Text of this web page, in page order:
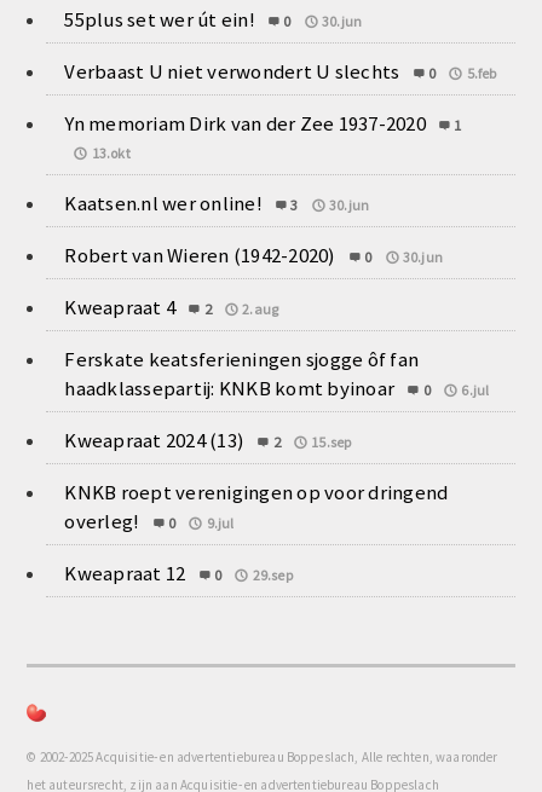
55plus set wer út ein! 0 30.jun
Verbaast U niet verwondert U slechts 0 5.feb
Yn memoriam Dirk van der Zee 1937-2020
1
13.okt
Kaatsen.nl wer online! 3 30.jun
Robert van Wieren (1942-2020) 0 30.jun
Kweapraat 4 2 2.aug
Ferskate keatsferieningen sjogge ôf fan
haadklassepartij: KNKB komt byinoar
0 6.jul
Kweapraat 2024 (13) 2 15.sep
KNKB roept verenigingen op voor dringend
overleg!
0 9.jul
Kweapraat 12 0 29.sep
© 2002-2025 Acquisitie- en advertentiebureau Boppeslach, Alle rechten, waaronder
het auteursrecht, zijn aan Acquisitie- en advertentiebureau Boppeslach